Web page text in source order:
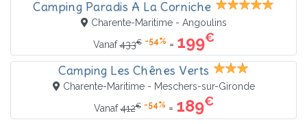
Camping Paradis A La Corniche
Charente-Maritime - Angoulins
Vanaf433€ -54% = 199€
Camping Les Chênes Verts
Charente-Maritime - Meschers-sur-Gironde
Vanaf412€ -54% = 189€